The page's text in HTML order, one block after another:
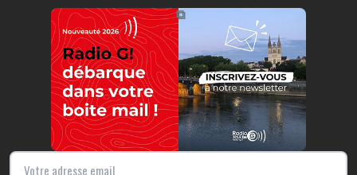
https://radio-g.fr?10603
⧉